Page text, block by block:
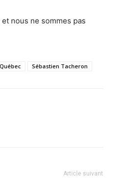
nous ne sommes pas
Québec Sébastien Tacheron
Article suivant